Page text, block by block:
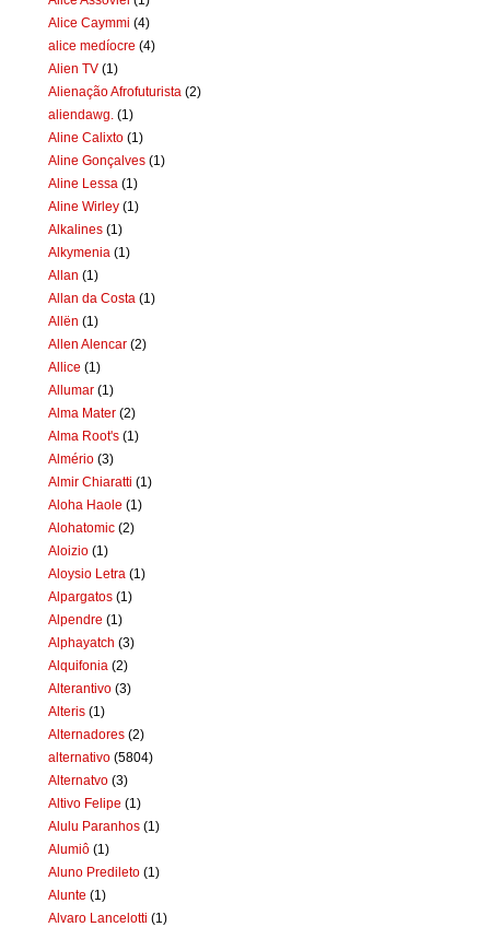
Alice Caymmi (4)
alice medíocre (4)
Alien TV (1)
Alienação Afrofuturista (2)
aliendawg. (1)
Aline Calixto (1)
Aline Gonçalves (1)
Aline Lessa (1)
Aline Wirley (1)
Alkalines (1)
Alkymenia (1)
Allan (1)
Allan da Costa (1)
Allën (1)
Allen Alencar (2)
Allice (1)
Allumar (1)
Alma Mater (2)
Alma Root's (1)
Almério (3)
Almir Chiaratti (1)
Aloha Haole (1)
Alohatomic (2)
Aloizio (1)
Aloysio Letra (1)
Alpargatos (1)
Alpendre (1)
Alphayatch (3)
Alquifonia (2)
Alterantivo (3)
Alteris (1)
Alternadores (2)
alternativo (5804)
Alternatvo (3)
Altivo Felipe (1)
Alulu Paranhos (1)
Alumiô (1)
Aluno Predileto (1)
Alunte (1)
Alvaro Lancelotti (1)